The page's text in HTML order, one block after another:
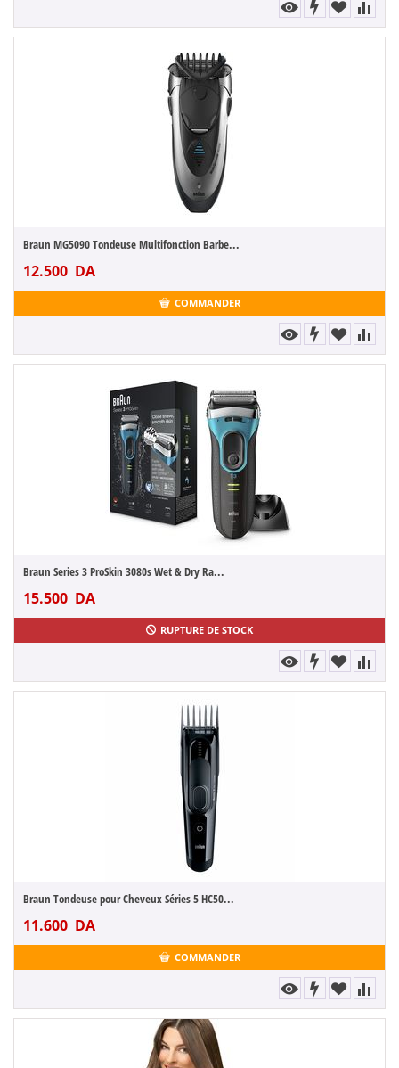
Braun MG5090 Tondeuse Multifonction Barbe...
12.500 DA
COMMANDER
Braun Series 3 ProSkin 3080s Wet & Dry Ra...
15.500 DA
RUPTURE DE STOCK
Braun Tondeuse pour Cheveux Séries 5 HC50...
11.600 DA
COMMANDER